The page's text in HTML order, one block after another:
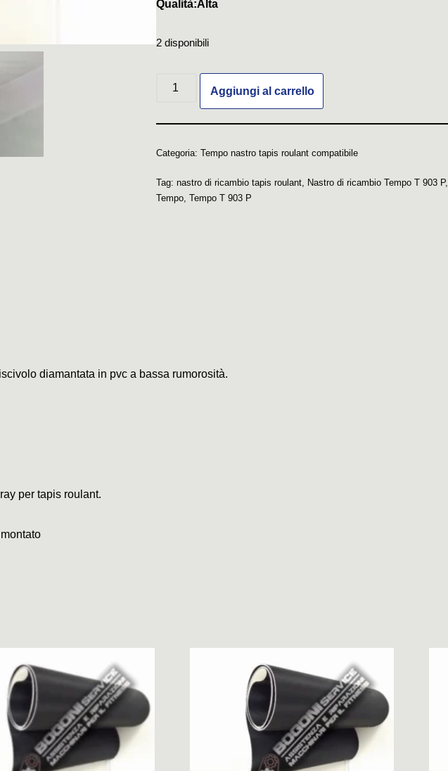
Qualità:Alta
2 disponibili
Aggiungi al carrello
Categoria: Tempo nastro tapis roulant compatibile
Tag: nastro di ricambio tapis roulant, Nastro di ricambio Tempo T 903 P,
Tempo, Tempo T 903 P
diamantata in pvc a bassa rumorosità.
per tapis roulant.